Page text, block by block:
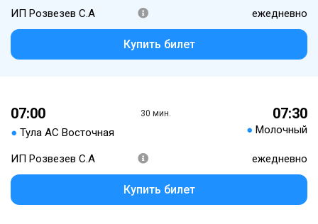
ИП Розвезев С.А ежедневно
Купить билет
07:00
● Тула АС Восточная
30 мин. 07:30
● Молочный
ИП Розвезев С.А ежедневно
Купить билет